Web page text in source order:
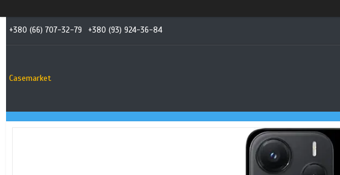
+380 (66) 707-32-79 +380 (93) 924-36-84
Casemarket